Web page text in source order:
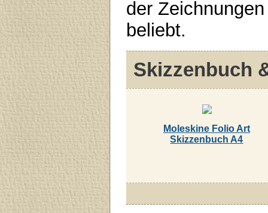
der
beliebt.
Skizzenbuch
Moleskine Folio Art
Skizzenbuch A4